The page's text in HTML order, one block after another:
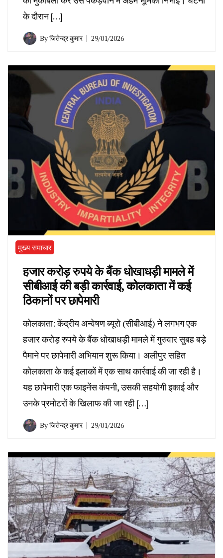
के दौरान […]
Byजितेन्द्र कुमार 29/01/2026
मुख्य समाचार
हजार करोड़ रुपये के बैंक धोखाधड़ी मामले में
सीबीआई की बड़ी कार्रवाई, कोलकाता में कई
ठिकानों पर छापेमारी
कोलकाता: केंद्रीय अन्वेषण ब्यूरो (सीबीआई) ने लगभग एक
हजार करोड़ रुपये के बैंक धोखाधड़ी मामले में गुरुवार सुबह बड़े
पैमाने पर छापेमारी अभियान शुरू किया। अलीपुर सहित
कोलकाता के कई इलाकों में एक साथ कार्रवाई की जा रही है।
यह छापेमारी एक फाइनेंस कंपनी, उसकी सहयोगी इकाई और
उनके प्रमोटरों के खिलाफ की जा रही […]
Byजितेन्द्र कुमार 29/01/2026